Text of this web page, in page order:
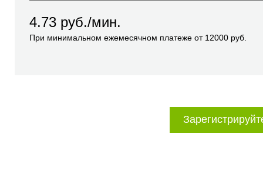
4.73 руб./мин.
При минимальном ежемесячном платеже от 12000 руб.